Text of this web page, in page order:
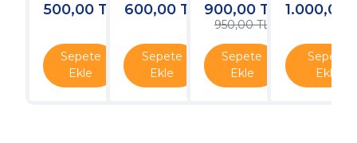
Tabanca
500,00 TL
Sepete
Ekle
P8L Kabze
600,00 TL
Sepete
Ekle
900,00 TL
950,00 TL
Sepete
Ekle
Kabze
1.000,00
Sepete
Ekle